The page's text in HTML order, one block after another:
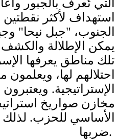
التي تُعرف بالجبور
استهداف لأكثر
الجنوب، "جبل نيحا"
يمكن الإطلالة
تلك مناطق يعرفها
احتلالهم لها، ويعلمون
الإستراتيجية.
مخازن صواريخ
الأساسي للحزب.
ضربها.